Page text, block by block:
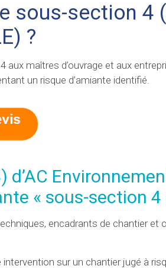
sous-section 4
?
maîtres d’ouvrage et aux
un risque d’amiante identifié.
d’AC
« sous-section 4
encadrants de chantier et
sur un chantier jugé à